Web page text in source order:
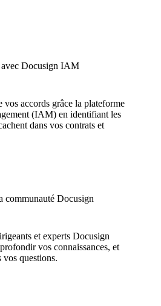
avec Docusign IAM
accords grâce la plateforme
(IAM) en identifiant les
dans vos contrats et
communauté Docusign
et experts Docusign
vos connaissances, et
vos questions.